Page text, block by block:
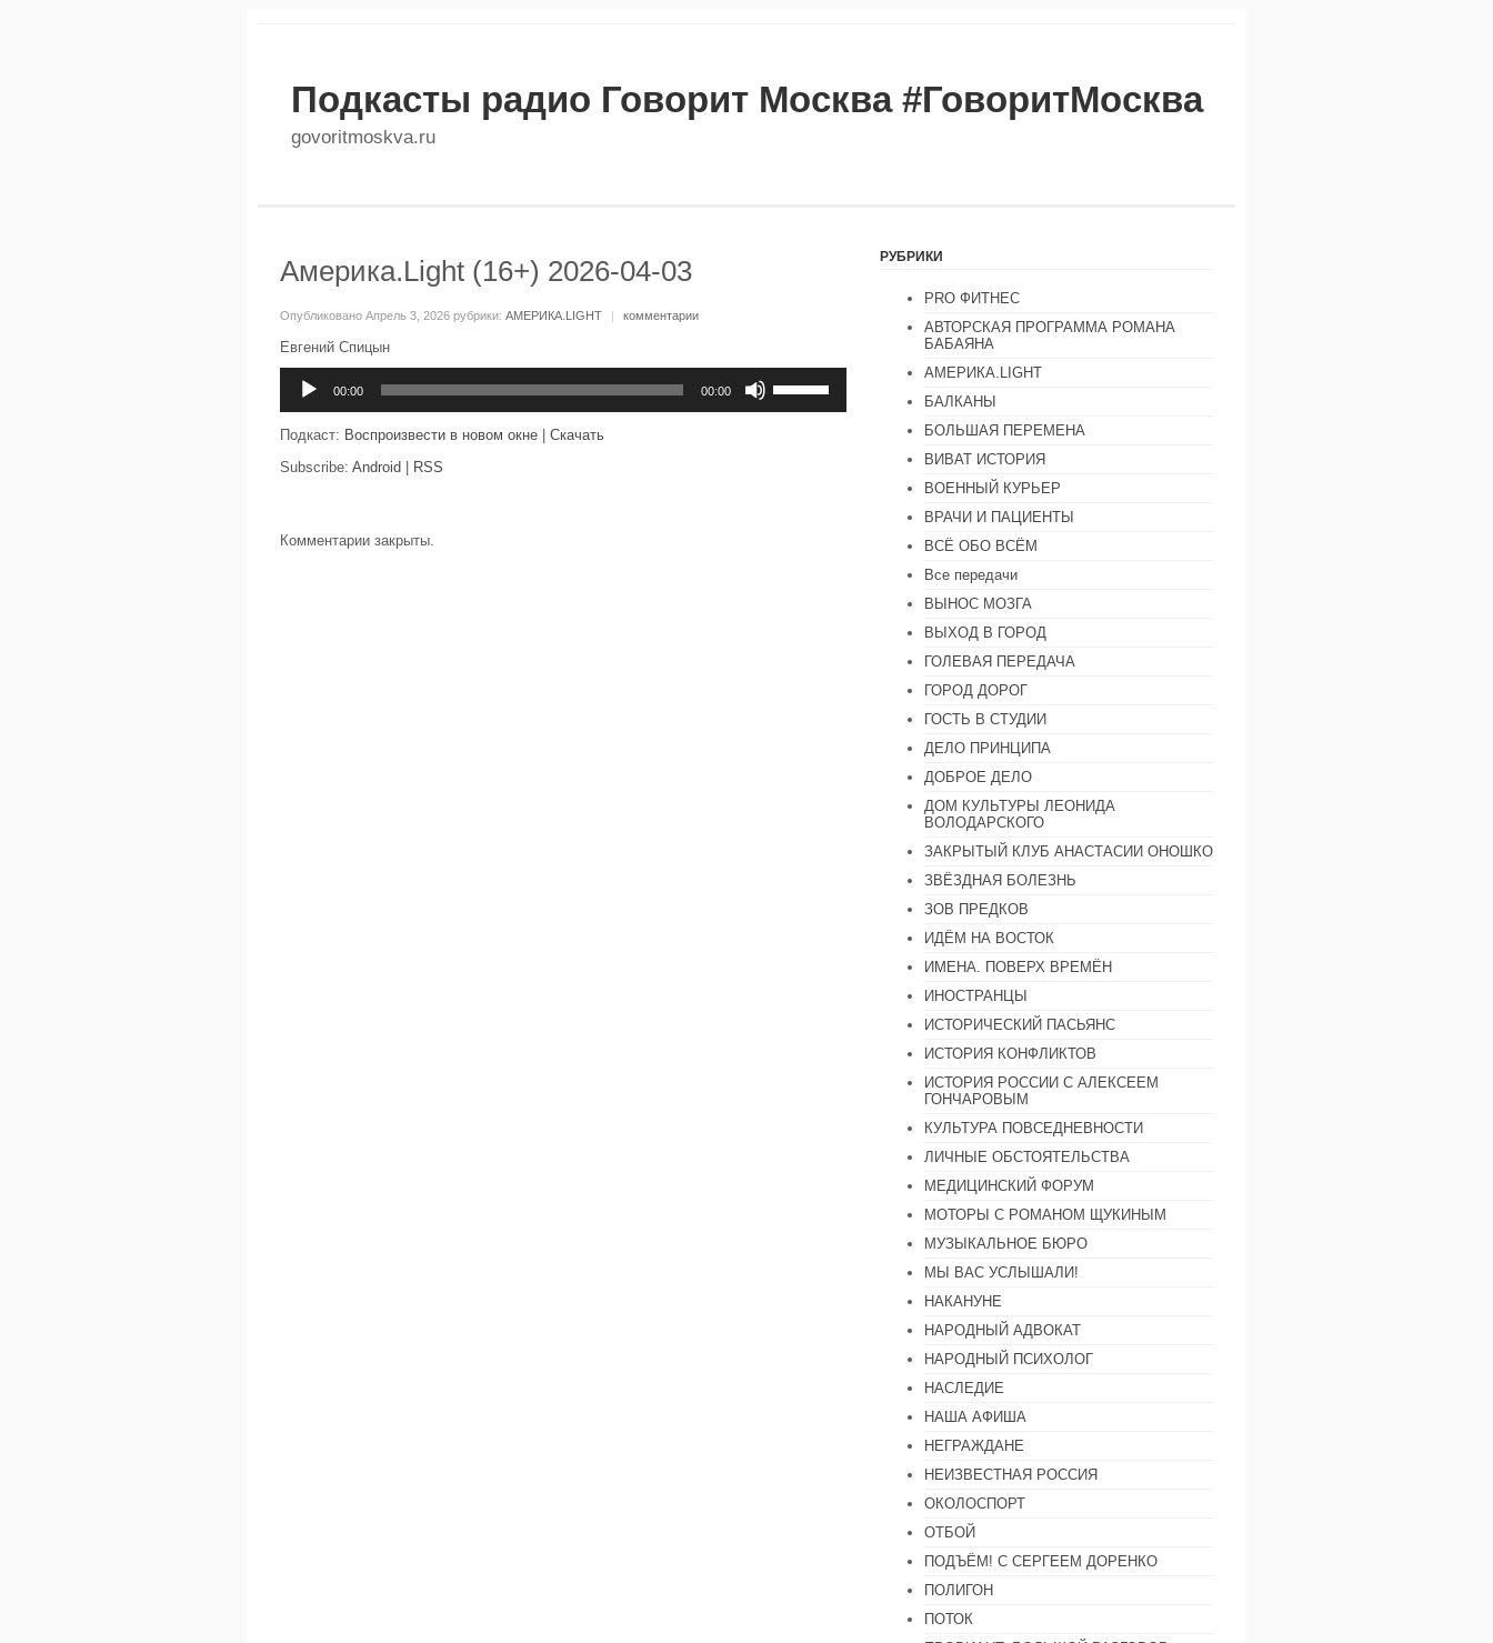
Подкасты радио Говорит Москва #ГоворитМосква
govoritmoskva.ru
Америка.Light (16+) 2026-04-03
Опубликовано Апрель 3, 2026 рубрики: АМЕРИКА.LIGHT | комментарии
Евгений Спицын
00:00 00:00
клавиши
Подкаст: Воспроизвести в новом окне
Скачать
Subscribe: Android RSS
Комментарии закрыты.
РУБРИКИ
PRO ФИТНЕС
АВТОРСКАЯ ПРОГРАММА РОМАНА
БАБАЯНА
АМЕРИКА.LIGHT
БАЛКАНЫ
БОЛЬШАЯ ПЕРЕМЕНА
ВИВАТ ИСТОРИЯ
ВОЕННЫЙ КУРЬЕР
ВРАЧИ И ПАЦИЕНТЫ
ВСЁ ОБО ВСЁМ
Все передачи
ВЫНОС МОЗГА
ВЫХОД В ГОРОД
ГОЛЕВАЯ ПЕРЕДАЧА
ГОРОД ДОРОГ
ГОСТЬ В СТУДИИ
ДЕЛО ПРИНЦИПА
ДОБРОЕ ДЕЛО
ДОМ КУЛЬТУРЫ ЛЕОНИДА
ВОЛОДАРСКОГО
ЗАКРЫТЫЙ КЛУБ АНАСТАСИИ ОНОШКО
ЗВЁЗДНАЯ БОЛЕЗНЬ
ЗОВ ПРЕДКОВ
ИДЁМ НА ВОСТОК
ИМЕНА. ПОВЕРХ ВРЕМЁН
ИНОСТРАНЦЫ
ИСТОРИЧЕСКИЙ ПАСЬЯНС
ИСТОРИЯ КОНФЛИКТОВ
ИСТОРИЯ РОССИИ С АЛЕКСЕЕМ
ГОНЧАРОВЫМ
КУЛЬТУРА ПОВСЕДНЕВНОСТИ
ЛИЧНЫЕ ОБСТОЯТЕЛЬСТВА
МЕДИЦИНСКИЙ ФОРУМ
МОТОРЫ С РОМАНОМ ЩУКИНЫМ
МУЗЫКАЛЬНОЕ БЮРО
МЫ ВАС УСЛЫШАЛИ!
НАКАНУНЕ
НАРОДНЫЙ АДВОКАТ
НАРОДНЫЙ ПСИХОЛОГ
НАСЛЕДИЕ
НАША АФИША
НЕГРАЖДАНЕ
НЕИЗВЕСТНАЯ РОССИЯ
ОКОЛОСПОРТ
ОТБОЙ
ПОДЪЁМ! С СЕРГЕЕМ ДОРЕНКО
ПОЛИГОН
ПОТОК